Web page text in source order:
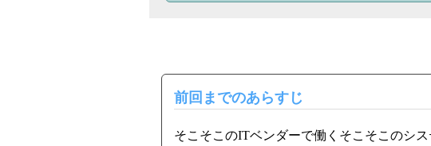
前回までのあらすじ
そこそこのITベンダーで働くそこそこのシ